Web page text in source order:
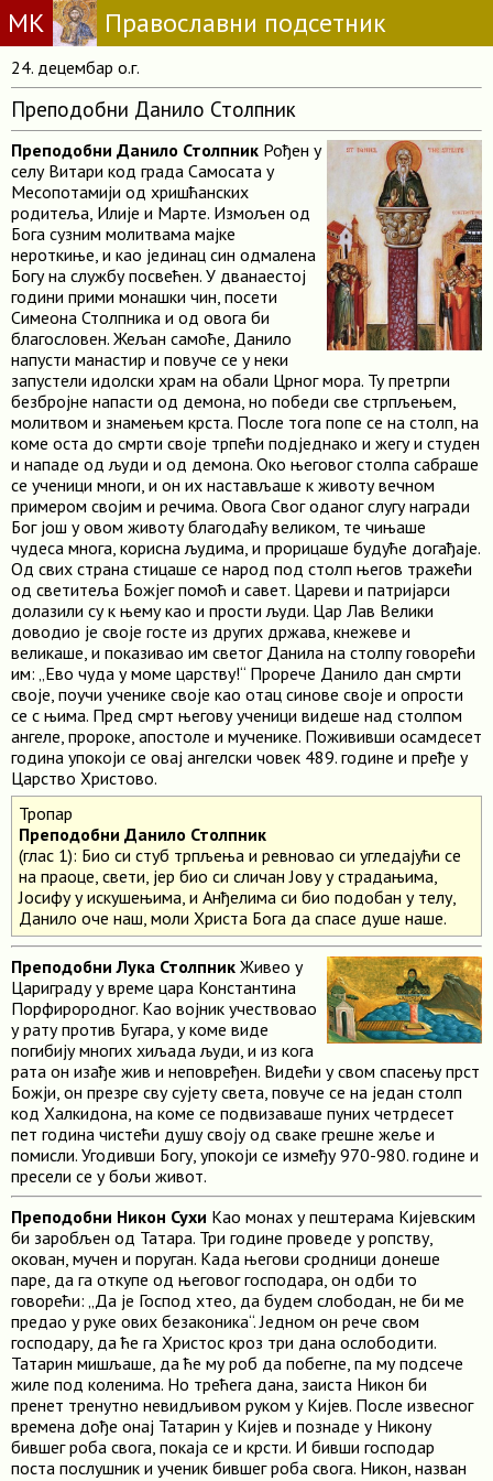
МК Православни подсетник
24. децембар о.г.
Преподобни Данило Столпник
Преподобни Данило Столпник Рођен у
селу Витари код града Самосата у
Месопотамији од хришћанских
родитеља, Илије и Марте. Измољен од
Бога сузним молитвама мајке
нероткиње, и као јединац син одмалена
Богу на службу посвећен. У дванаестој
години прими монашки чин, посети
Симеона Столпника и од овога би
благословен. Жељан самоће, Данило
напусти манастир и повуче се у неки
запустели идолски храм на обали Црног мора. Ту претрпи
безбројне напасти од демона, но победи све стрпљењем,
молитвом и знамењем крста. После тога попе се на столп, на
коме оста до смрти своје трпећи подједнако и жегу и студен
и нападе од људи и од демона. Око његовог столпа сабраше
се ученици многи, и он их настављаше к животу вечном
примером својим и речима. Овога Свог оданог слугу награди
Бог још у овом животу благодаћу великом, те чињаше
чудеса многа, корисна људима, и прорицаше будуће догађаје.
Од свих страна стицаше се народ под столп његов тражећи
од светитеља Божјег помоћ и савет. Цареви и патријарси
долазили су к њему као и прости људи. Цар Лав Велики
доводио је своје госте из других држава, кнежеве и
великаше, и показивао им светог Данила на столпу говорећи
им: „Ево чуда у моме царству!“ Прорече Данило дан смрти
своје, поучи ученике своје као отац синове своје и опрости
се с њима. Пред смрт његову ученици видеше над столпом
ангеле, пророке, апостоле и мученике. Пожививши осамдесет
година упокоји се овај ангелски човек 489. године и пређе у
Царство Христово.
Тропар
Преподобни Данило Столпник
(глас 1): Био си стуб трпљења и ревновао си угледајући се
на праоце, свети, јер био си сличан Јову у страдањима,
Јосифу у искушењима, и Анђелима си био подобан у телу,
Данило оче наш, моли Христа Бога да спасе душе наше.
Преподобни Лука Столпник Живео у
Цариграду у време цара Константина
Порфирородног. Као војник учествовао
у рату против Бугара, у коме виде
погибију многих хиљада људи, и из кога
рата он изађе жив и неповређен. Видећи у свом спасењу прст
Божји, он презре сву сујету света, повуче се на један столп
код Халкидона, на коме се подвизаваше пуних четрдесет
пет година чистећи душу своју од сваке грешне жеље и
помисли. Угодивши Богу, упокоји се између 970-980. године и
пресели се у бољи живот.
Преподобни Никон Сухи Као монах у пештерама Кијевским
би заробљен од Татара. Три године проведе у ропству,
окован, мучен и поруган. Када његови сродници донеше
паре, да га откупе од његовог господара, он одби то
говорећи: „Да је Господ хтео, да будем слободан, не би ме
предао у руке ових безаконика“. Једном он рече свом
господару, да ће га Христос кроз три дана ослободити.
Татарин мишљаше, да ће му роб да побегне, па му подсече
жиле под коленима. Но трећега дана, заиста Никон би
пренет тренутно невидљивом руком у Кијев. После извесног
времена дође онај Татарин у Кијев и познаде у Никону
бившег роба свога, покаја се и крсти. И бивши господар
поста послушник и ученик бившег роба свога. Никон, назван